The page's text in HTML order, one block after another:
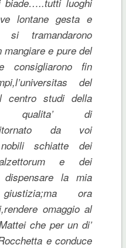
lontane gesta e
si tramandarono
mangiare e pure del
consigliarono fin
del
centro studi della
qualita’ di
da voi
schiatte dei
e dei
dispensare la mia
ora
omaggio al
che per un di’
e conduce